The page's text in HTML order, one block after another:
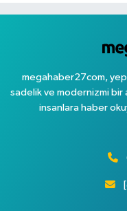
megahaber27com,
sadelik ve modernizmi bir
insanlara haber